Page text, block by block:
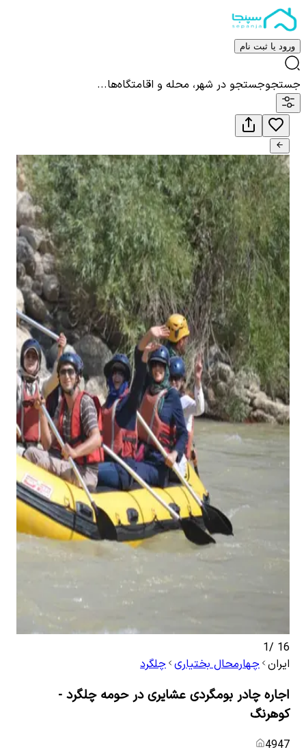
ورود یا ثبت نام
جستجوجستجو در شهر، محله و اقامتگاه‌ها...
16
/
1
ایران چهارمحال بختیاری چلگرد
اجاره چادر بومگردی عشایری در حومه چلگرد -
کوهرنگ
4947